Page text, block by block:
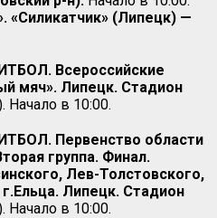
«Силикатчик» (Липецк) —
Всероссийские
мяч». Липецк. Стадион
Начало в 10:00.
Первенство области
группа. Финал.
Лев-Толстовского,
Липецк. Стадион
Начало в 10:00.